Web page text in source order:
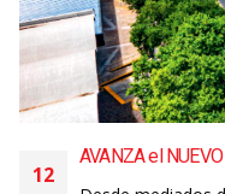
12
AVANZA el